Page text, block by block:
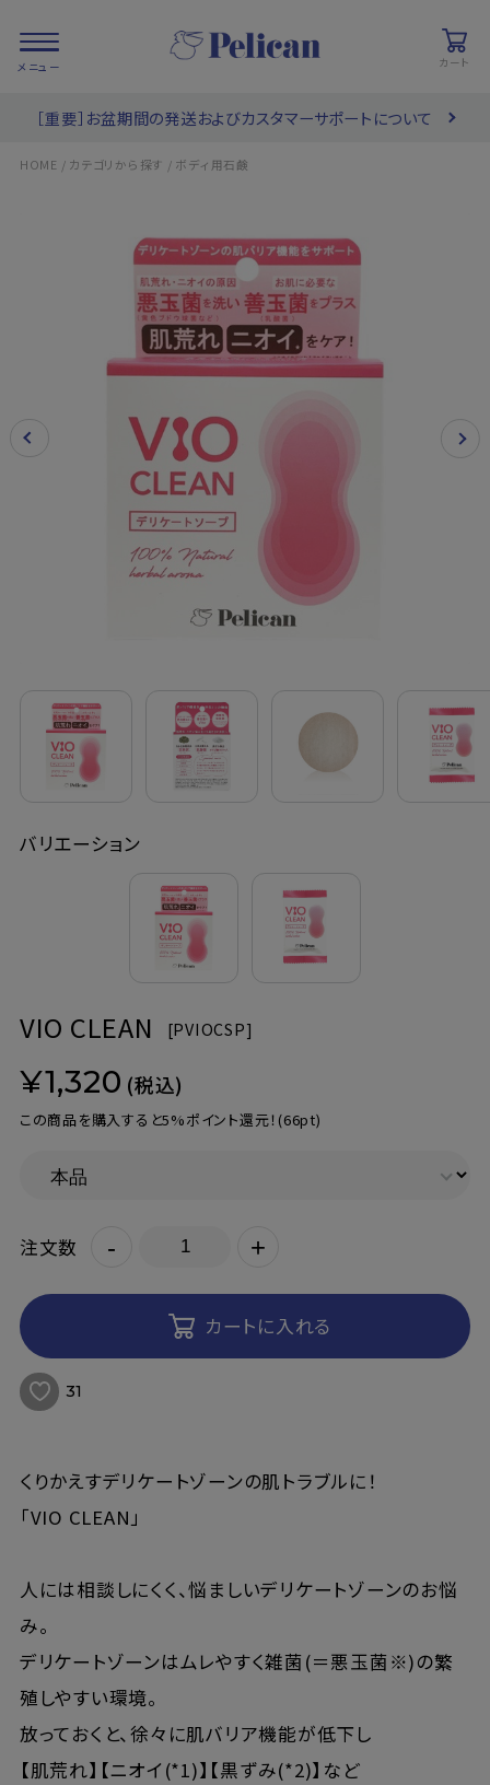
カート
PRODUCTS/ 商品を探す
ご利用案内
よくあるご質問
会員登録でお得
［重要］お盆期間の発送およびカスタマーサポートについて
HOME / カテゴリから探す / ボディ用石鹸
バリエーション
VIO CLEAN [PVIOCSP]
¥1,320 (税込)
この商品を購入すると5%ポイント還元！ (66pt)
注文数 - +
カートに入れる
31
くりかえすデリケートゾーンの肌トラブルに！
「VIO CLEAN」
人には相談しにくく、悩ましいデリケートゾーンのお悩
み。
デリケートゾーンはムレやすく雑菌(＝悪玉菌※)の繁
殖しやすい環境。
放っておくと、徐々に肌バリア機能が低下し
【肌荒れ】【ニオイ(*1)】【黒ずみ(*2)】など